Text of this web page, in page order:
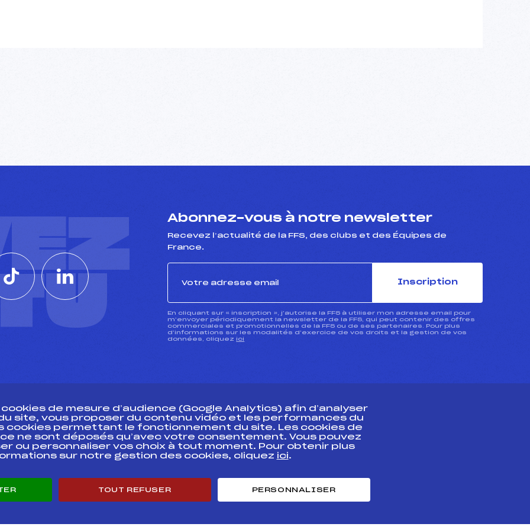
Abonnez-vous à notre newsletter
Recevez l’actualité de la FFS, des clubs et des Équipes de
France.
Inscription
En cliquant sur « inscription », j’autorise la FFS à utiliser mon adresse email pour
m’envoyer périodiquement la newsletter de la FFS, qui peut contenir des offres
commerciales et promotionnelles de la FFS ou de ses partenaires. Pour plus
d’informations sur les modalités d’exercice de vos droits et la gestion de vos
données, cliquez ici
Pass’Neige
Projet sportif fédéral
Pôle vie de l’athlète
Enseignement professionnel
de mesure d’audience (Google Analytics) afin d’analyser
site, vous proposer du contenu vidéo et les performances du
cookies permettant le fonctionnement du site. Les cookies de
ne sont déposés qu’avec votre consentement. Vous pouvez
ou personnaliser vos choix à tout moment. Pour obtenir plus
sur notre gestion des cookies, cliquez ici.
TOUT REFUSER PERSONNALISER